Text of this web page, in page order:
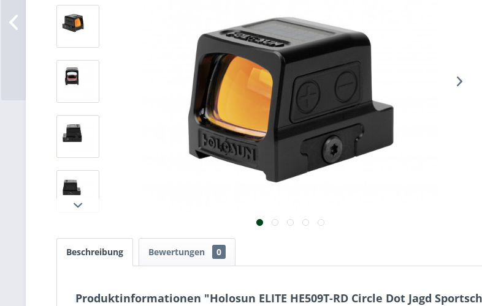
Beschreibung Bewertungen 0
Produktinformationen "Holosun ELITE HE509T-RD Circle Dot Jagd